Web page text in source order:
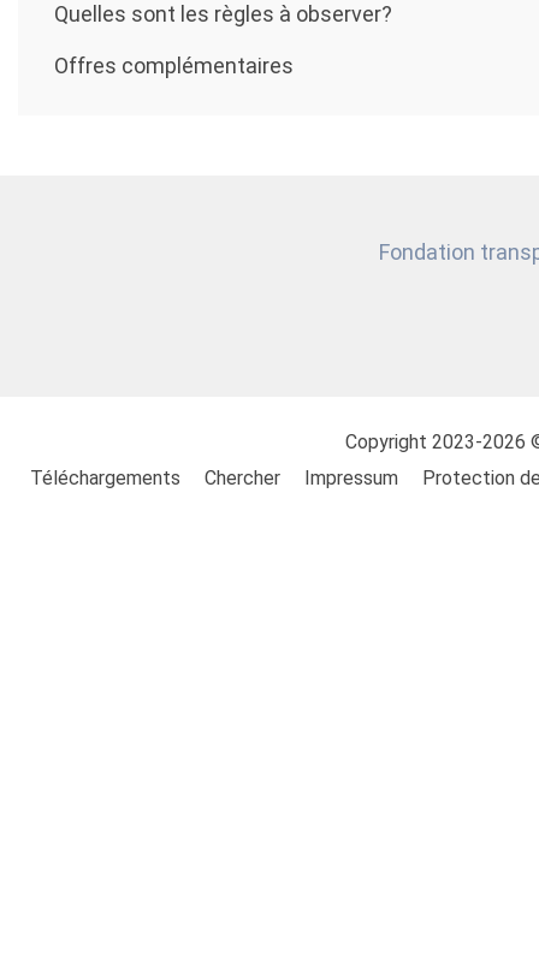
Quelles sont les règles à observer?
Offres complémentaires
Fondation
Copyright 2023-
Téléchargements
Chercher Impressum Protection